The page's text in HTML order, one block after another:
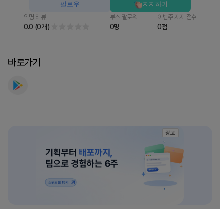
익명 리뷰
0.0 (0개)
부스 팔로워
0명
이번주 지지 점수
0점
팔로우 지지하기
바로가기
광고